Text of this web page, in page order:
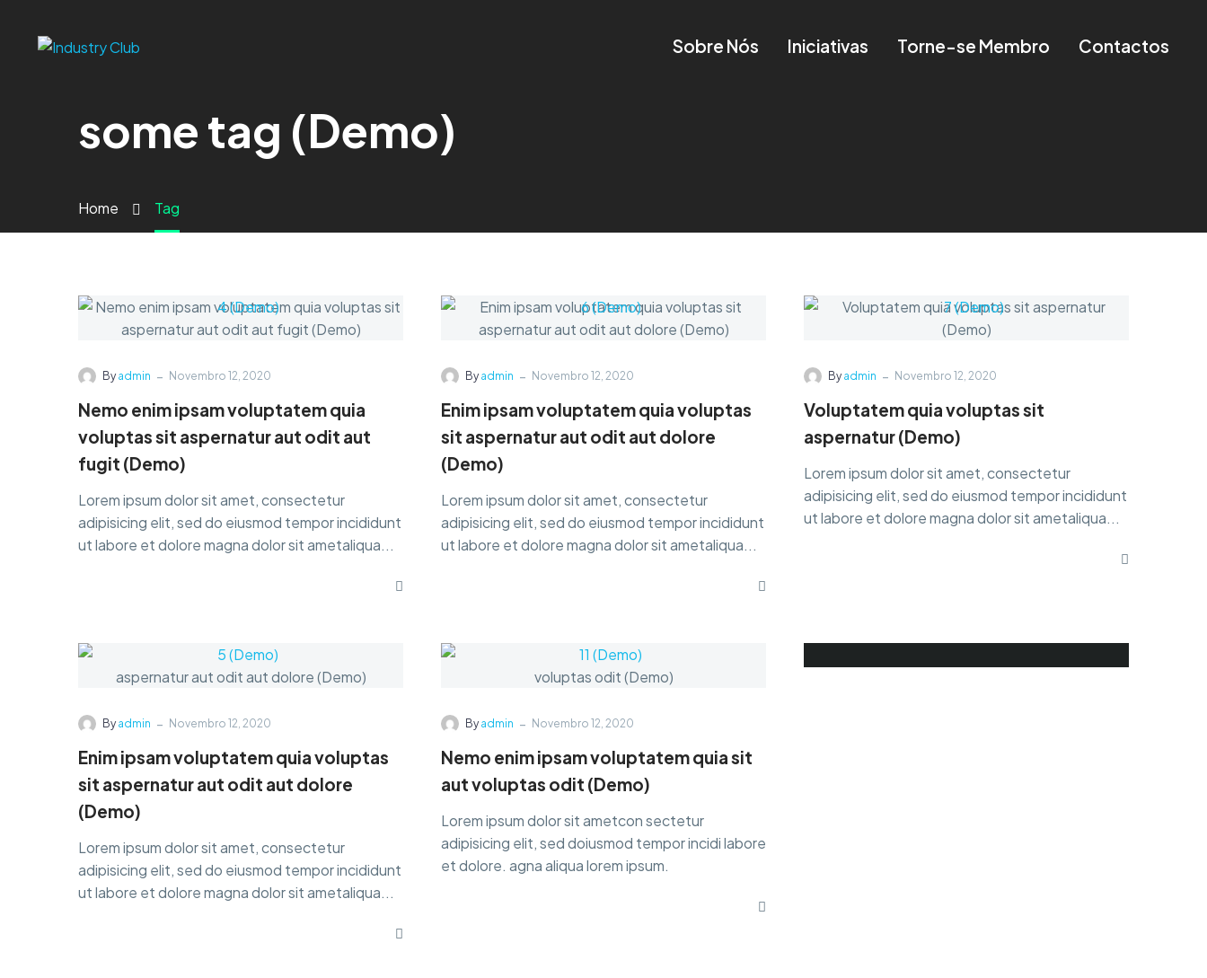
Sobre Nós Iniciativas Torne-se Membro Contactos
some tag (Demo)
Home Tag
Byadmin - Novembro 12, 2020
Nemo enim ipsam voluptatem quia
voluptas sit aspernatur aut odit aut
fugit (Demo)
Lorem ipsum dolor sit amet, consectetur
adipisicing elit, sed do eiusmod tempor incididunt
ut labore et dolore magna dolor sit ametaliqua...
Byadmin - Novembro 12, 2020
Enim ipsam voluptatem quia voluptas
sit aspernatur aut odit aut dolore
(Demo)
Lorem ipsum dolor sit amet, consectetur
adipisicing elit, sed do eiusmod tempor incididunt
ut labore et dolore magna dolor sit ametaliqua...
Byadmin - Novembro 12, 2020
Voluptatem quia voluptas sit
aspernatur (Demo)
Lorem ipsum dolor sit amet, consectetur
adipisicing elit, sed do eiusmod tempor incididunt
ut labore et dolore magna dolor sit ametaliqua...
Byadmin - Novembro 12, 2020
Enim ipsam voluptatem quia voluptas
sit aspernatur aut odit aut dolore
(Demo)
Lorem ipsum dolor sit amet, consectetur
adipisicing elit, sed do eiusmod tempor incididunt
ut labore et dolore magna dolor sit ametaliqua...
Byadmin - Novembro 12, 2020
Nemo enim ipsam voluptatem quia sit
aut voluptas odit (Demo)
Lorem ipsum dolor sit ametcon sectetur
adipisicing elit, sed doiusmod tempor incidi labore
et dolore. agna aliqua lorem ipsum.